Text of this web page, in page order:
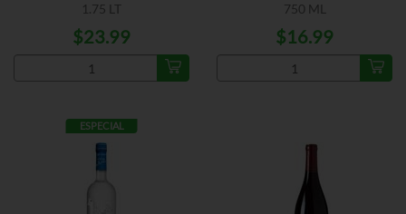
1.75 LT
$23.99
750 ML
$16.99
ESPECIAL